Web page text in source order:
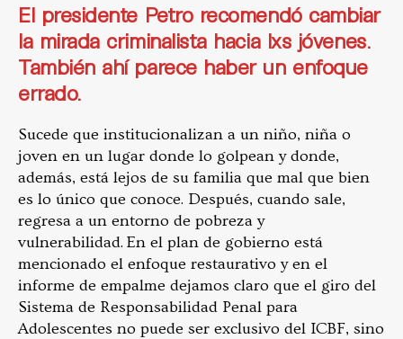
El presidente Petro recomendó cambiar
la mirada criminalista hacia lxs jóvenes.
También ahí parece haber un enfoque
errado.
Sucede que institucionalizan a un niño, niña o
joven en un lugar donde lo golpean y donde,
además, está lejos de su familia que mal que bien
es lo único que conoce. Después, cuando sale,
regresa a un entorno de pobreza y
vulnerabilidad. En el plan de gobierno está
mencionado el enfoque restaurativo y en el
informe de empalme dejamos claro que el giro del
Sistema de Responsabilidad Penal para
Adolescentes no puede ser exclusivo del ICBF, sino